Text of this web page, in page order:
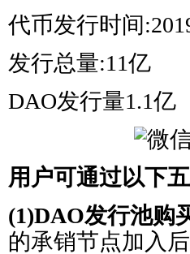
代币发行时间
发行总量:11亿
DAO发行量1.1亿
用户可通过以下
(1)DAO发行池购
的承销节点加入